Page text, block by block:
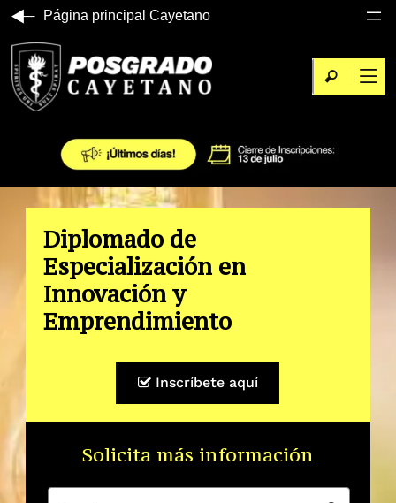
Página principal Cayetano
Diplomado de
Especialización en
Innovación y
Emprendimiento
Inscríbete aquí
Solicita más información